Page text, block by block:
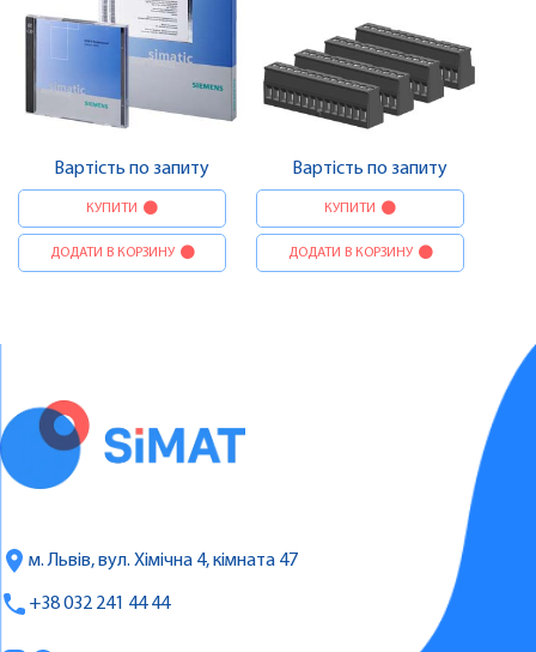
Вартість по запиту
КУПИТИ
ДОДАТИ В КОРЗИНУ
Вартість по запиту
КУПИТИ
ДОДАТИ В КОРЗИНУ
м. Львів, вул. Хімічна 4, кімната 47
+38 032 241 44 44